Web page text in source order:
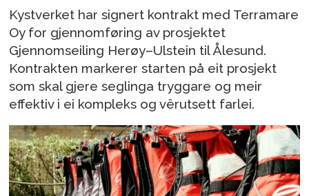
Kystverket har signert kontrakt med Terramare
Oy for gjennomføring av prosjektet
Gjennomseiling Herøy–Ulstein til Ålesund.
Kontrakten markerer starten på eit prosjekt
som skal gjere seglinga tryggare og meir
effektiv i ei kompleks og vêrutsett farlei.